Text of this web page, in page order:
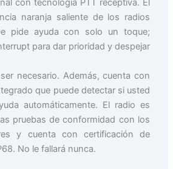
con tecnología PTT receptiva. El
naranja saliente de los radios
pide ayuda con solo un toque;
para dar prioridad y despejar
necesario. Además, cuenta con
que puede detectar si usted
automáticamente. El radio es
pruebas de conformidad con los
y cuenta con certificación de
No le fallará nunca.